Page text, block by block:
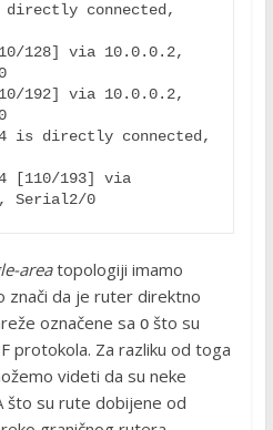
connected,
128] via 10.0.0.2,
192] via 10.0.0.2,
is directly connected,
[110/193] via
10.0.0.2, 00:00:10, Serial2/0
areatopologiji imamo
znači da je ruter direktno
označene sa Ošto su
protokola. Za razliku od toga
videti da su neke
što su rute dobijene od